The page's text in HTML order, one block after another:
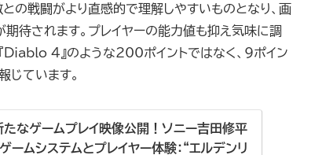
の戦闘がより直感的で理解しやすいものとなり、画
待されます。プレイヤーの能力値も抑え気味に調
Diablo 4』のような200ポイントではなく、9ポイン
じています。
なゲームプレイ映像公開！ソニー吉田修平
ームシステムとプレイヤー体験：“エルデンリ